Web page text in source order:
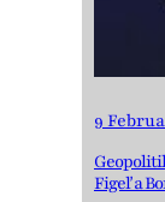
9
Figeľ a